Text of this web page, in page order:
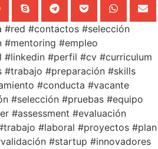
#contactos #selección
#mentoring #empleo
#linkedin #perfil #cv #curriculum
#trabajo #preparación #skills
#conducta #vacante
#selección #pruebas #equipo
#assessment #evaluación
#laboral #proyectos #plan
#startup #innovadores